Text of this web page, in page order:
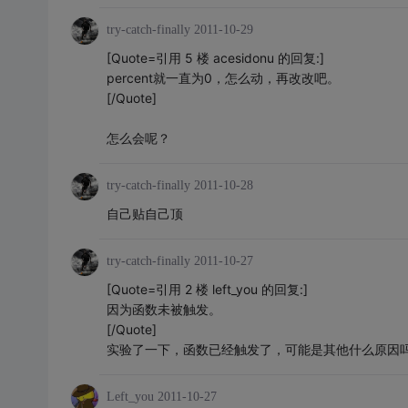
try-catch-finally 2011-10-29
[Quote=引用 5 楼 acesidonu 的回复:]
percent就一直为0，怎么动，再改改吧。
[/Quote]
怎么会呢？
try-catch-finally 2011-10-28
自己贴自己顶
try-catch-finally 2011-10-27
[Quote=引用 2 楼 left_you 的回复:]
因为函数未被触发。
[/Quote]
实验了一下，函数已经触发了，可能是其他什么原因
Left_you 2011-10-27